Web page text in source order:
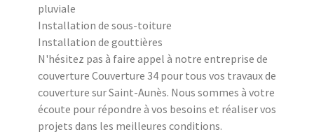
pluviale
Installation de sous-toiture
Installation de gouttières
N'hésitez pas à faire appel à notre entreprise de
couverture Couverture 34 pour tous vos travaux de
couverture sur Saint-Aunès. Nous sommes à votre
écoute pour répondre à vos besoins et réaliser vos
projets dans les meilleures conditions.